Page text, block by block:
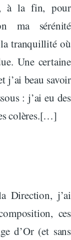
à la fin, pour
ma sérénité
tranquillité où
Une certaine
j’ai beau savoir
: j’ai eu des
colères.[…]
Direction, j’ai
ces
d’Or (et sans